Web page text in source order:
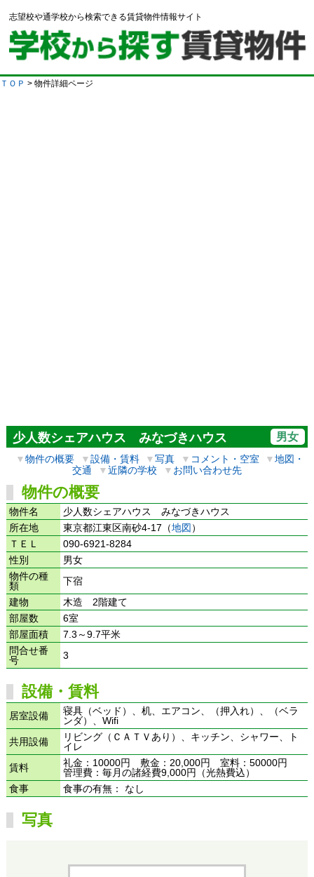
志望校や通学校から検索できる賃貸物件情報サイト
ＴＯＰ > 物件詳細ページ
少人数シェアハウス みなづきハウス 男女
▼物件の概要 ▼設備・賃料 ▼写真 ▼ コメント・空室 ▼地図・
交通
▼近隣の学校 ▼ お問い合わせ先
物件の概要
物件名
少人数シェアハウス みなづきハウス
所在地
東京都江東区南砂4-17（地図 ）
ＴＥＬ
090-6921-8284
性別
男女
物件の種
類
下宿
建物
木造 2階建て
部屋数
6室
部屋面積
7.3～9.7平米
問合せ番
号
3
設備・賃料
居室設備
寝具（ベッド）、机、エアコン、（押入れ）、（ベラ
ンダ）、Wifi
共用設備
リビング（ＣＡＴＶあり）、キッチン、シャワー、ト
イレ
賃料
礼金：10000円 敷金：20,000円 室料：50000円
管理費：毎月の諸経費9,000円（光熱費込）
食事
食事の有無： なし
写真